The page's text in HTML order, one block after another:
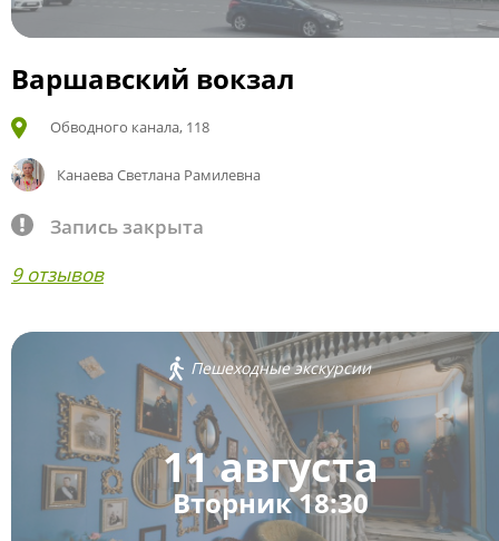
Варшавский вокзал
Обводного канала, 118
Канаева Светлана Рамилевна
Запись закрыта
9 отзывов
Пешеходные экскурсии
11 августа
Вторник 18:30